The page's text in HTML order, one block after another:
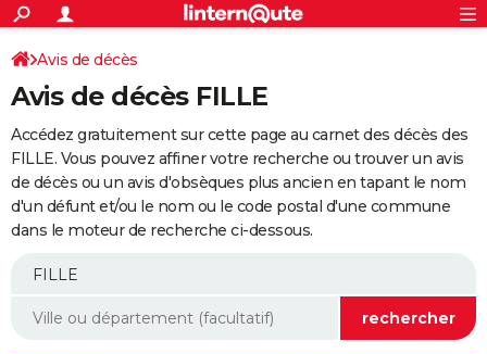
ACTUALITÉS
Politique
Société
Faits Divers
Education
Monde
Villes
+
SPORT
Coupe du monde 2026
Football
Tennis
Cyclisme
Rugby
Forum
Programme TV
TNT
Streaming
Cinéma
Sorties cinéma
Musique
+
FINANCE
Retraite
Impôts
Epargne
Immobilier
Risques naturels par ville
Banque
Assurance
Crédit
AUTO
Essais
Réserver un essai
Citadines
Berlines
SUV
Forum auto
+
Mobiles
Meilleur smartphone
Internet
Ordinateurs
Jeux vidéo
Guide high-tech
Aménagement intérieur
Avis de décès
Avis de décès FILLE
Accédez gratuitement sur cette page au carnet des décès des
FILLE. Vous pouvez affiner votre recherche ou trouver un avis
de décès ou un avis d'obsèques plus ancien en tapant le nom
d'un défunt et/ou le nom ou le code postal d'une commune
dans le moteur de recherche ci-dessous.